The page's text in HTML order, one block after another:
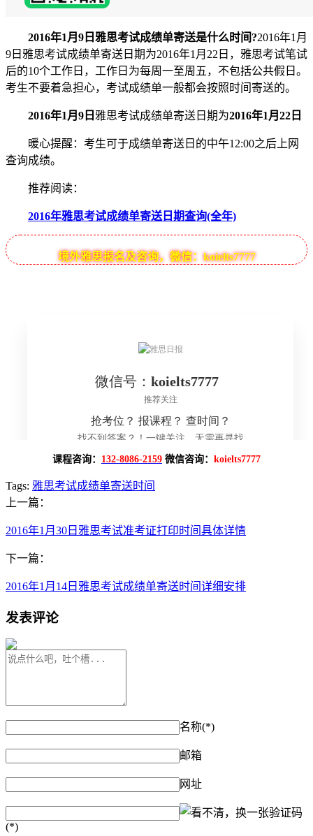
2016年1月9日雅思考试成绩单寄送是什么时间?2016年1月
9日雅思考试成绩单寄送日期为2016年1月22日，雅思考试笔试
后的10个工作日，工作日为每周一至周五，不包括公共假日。
考生不要着急担心，考试成绩单一般都会按照时间寄送的。
2016年1月9日 雅思考试成绩单寄送日期为2016年1月22日
暖心提醒：考生可于成绩单寄送日的中午12:00之后上网
查询成绩。
推荐阅读：
2016年雅思考试成绩单寄送日期查询(全年)
境外雅思报名及咨询，微信：koielts7777
课程咨询： 132-8086-2159 微信咨询： koielts7777
Tags: 雅思考试成绩单寄送时间
上一篇：
2016年1月30日雅思考试准考证打印时间具体详情
下一篇：
2016年1月14日雅思考试成绩单寄送时间详细安排
发表评论
名称(*)
邮箱
网址
验证码
(*)